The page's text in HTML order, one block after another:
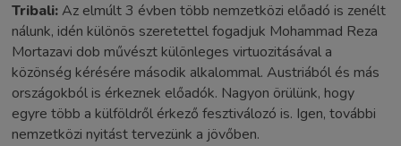
Tribali:Az elmúlt 3 évben több nemzetközi előadó is zenélt
nálunk, idén különös szeretettel fogadjuk Mohammad Reza
Mortazavi dob művészt különleges virtuozitásával a
közönség kérésére második alkalommal. Austriából és más
országokból is érkeznek előadók. Nagyon örülünk, hogy
egyre több a külföldről érkező fesztiválozó is. Igen, további
nemzetközi nyitást tervezünk a jövőben.